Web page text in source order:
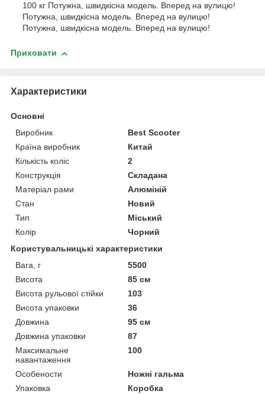
100 кг Потужна, швидкісна модель. Вперед на вулицю!
Потужна, швидкісна модель. Вперед на вулицю!
Потужна, швидкісна модель. Вперед на вулицю!
Приховати
Характеристики
Основні
Виробник
Best Scooter
Країна виробник
Китай
Кількість коліс
2
Конструкція
Складана
Матеріал рами
Алюміній
Стан
Новий
Тип
Міський
Колір
Чорний
Користувальницькі характеристики
Вага, г
5500
Висота
85 см
Висота рульової стійки
103
Висота упаковки
36
Довжина
95 см
Довжина упаковки
87
Максимальне
навантаження
100
Особености
Ножні гальма
Упаковка
Коробка